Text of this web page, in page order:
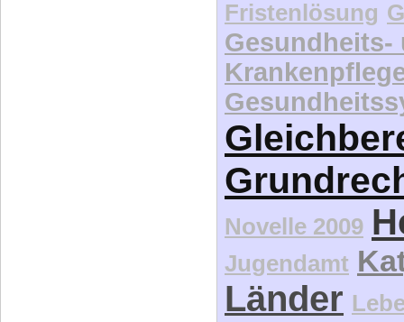
Fristenlösung
Gesundheits-
Novelle 2009
Jugendamt
Länder